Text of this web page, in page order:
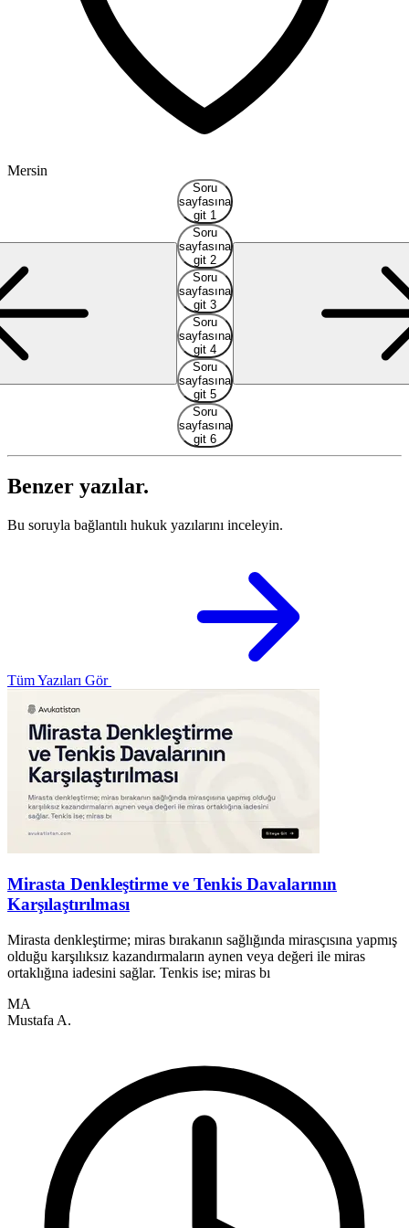
Mersin
Soru
sayfasına
git 1
Soru
sayfasına
git 2
Soru
sayfasına
git 3
Soru
sayfasına
git 4
Soru
sayfasına
git 5
Soru
sayfasına
git 6
Benzer yazılar.
Bu soruyla bağlantılı hukuk yazılarını inceleyin.
Tüm Yazıları Gör
Mirasta Denkleştirme ve Tenkis Davalarının
Karşılaştırılması
Mirasta denkleştirme; miras bırakanın sağlığında mirasçısına yapmış
olduğu karşılıksız kazandırmaların aynen veya değeri ile miras
ortaklığına iadesini sağlar. Tenkis ise; miras bı
MA
Mustafa A.